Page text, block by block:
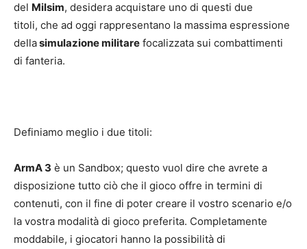
del Milsim, desidera acquistare uno di questi due
titoli, che ad oggi rappresentano la massima espressione
dellasimulazione militare focalizzata sui combattimenti
di fanteria.
Definiamo meglio i due titoli:
ArmA 3 è un Sandbox; questo vuol dire che avrete a
disposizione tutto ciò che il gioco offre in termini di
contenuti, con il fine di poter creare il vostro scenario e/o
la vostra modalità di gioco preferita. Completamente
moddabile, i giocatori hanno la possibilità di